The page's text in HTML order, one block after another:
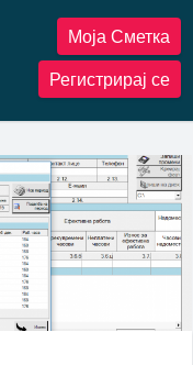
Моја Сметка
Регистрирај се